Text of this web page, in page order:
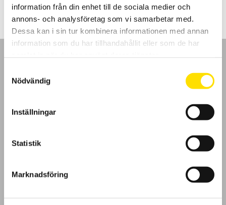
information från din enhet till de sociala medier och
annons- och analysföretag som vi samarbetar med.
Dessa kan i sin tur kombinera informationen med annan
information som du har tillhandahållit eller som de har
Nödvändig
Inställningar
Statistik
Marknadsföring
1,205.00 kr
Kundundersökning